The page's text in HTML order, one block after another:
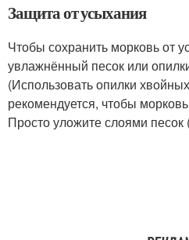
Защита от усыхания
Чтобы сохранить морковь от
увлажнённый песок или
(Использовать опилки
рекомендуется, чтобы
Просто уложите слоями песок